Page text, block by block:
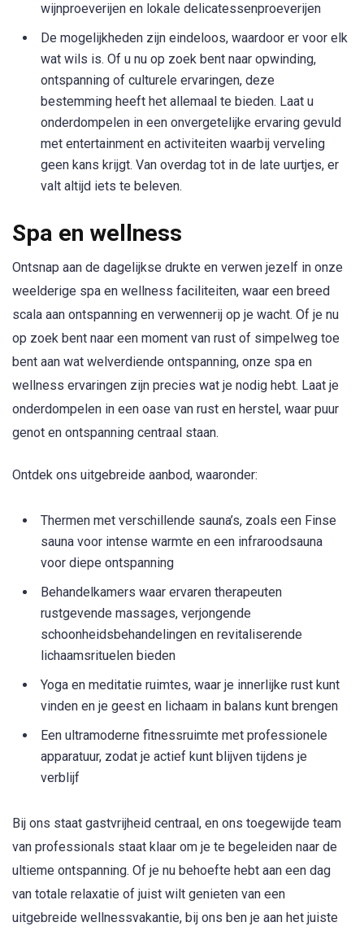
wijnproeverijen en lokale delicatessenproeverijen
De mogelijkheden zijn eindeloos, waardoor er voor elk
wat wils is. Of u nu op zoek bent naar opwinding,
ontspanning of culturele ervaringen, deze
bestemming heeft het allemaal te bieden. Laat u
onderdompelen in een onvergetelijke ervaring gevuld
met entertainment en activiteiten waarbij verveling
geen kans krijgt. Van overdag tot in de late uurtjes, er
valt altijd iets te beleven.
Spa en wellness
Ontsnap aan de dagelijkse drukte en verwen jezelf in onze
weelderige spa en wellness faciliteiten, waar een breed
scala aan ontspanning en verwennerij op je wacht. Of je nu
op zoek bent naar een moment van rust of simpelweg toe
bent aan wat welverdiende ontspanning, onze spa en
wellness ervaringen zijn precies wat je nodig hebt. Laat je
onderdompelen in een oase van rust en herstel, waar puur
genot en ontspanning centraal staan.
Ontdek ons uitgebreide aanbod, waaronder:
Thermen met verschillende sauna’s, zoals een Finse
sauna voor intense warmte en een infraroodsauna
voor diepe ontspanning
Behandelkamers waar ervaren therapeuten
rustgevende massages, verjongende
schoonheidsbehandelingen en revitaliserende
lichaamsrituelen bieden
Yoga en meditatie ruimtes, waar je innerlijke rust kunt
vinden en je geest en lichaam in balans kunt brengen
Een ultramoderne fitnessruimte met professionele
apparatuur, zodat je actief kunt blijven tijdens je
verblijf
Bij ons staat gastvrijheid centraal, en ons toegewijde team
van professionals staat klaar om je te begeleiden naar de
ultieme ontspanning. Of je nu behoefte hebt aan een dag
van totale relaxatie of juist wilt genieten van een
uitgebreide wellnessvakantie, bij ons ben je aan het juiste